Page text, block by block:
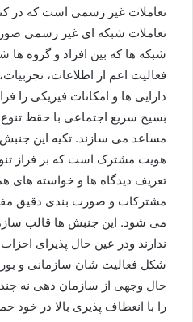
تعاملات غیر رسمی است که در
تعاملات شبکه ای غیر رسمی
شبکه ها که بین افراد و گروه ها
فعالیت اعم از اطلاعات،
دارایی ها و امکانات فیزیکی را
بسیج سریع اجتماعی با حقظ
مساعد می سازند. تکیه این جنبش
هویت مشترک است که بر فراز
تعریف دیدگاه ها و خواسته های
مشترکات و صورت بندی دقیق
می شود. این جنبش ها قالب
ندارند ودر عین حال پذیرای
شکل فعالیت شان سازمانی و
حال وجهی از سازمان دهی نه
را با انعطاف پذیری بالا در خود